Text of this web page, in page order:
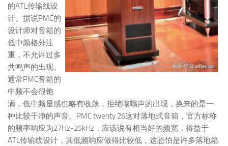
的ATL传输线设
计。据说PMC的
设计师对音箱的
低中频格外注
重，不允许过多
共鸣声的出现。
通常PMC音箱的
中频不会很饱
满，低中频量感也略有收敛，拒绝嗡嗡声的出现，换来的是一
种比较干净的声音。PMC twenty 26这对落地式音箱，官方标称
的频率响应为27Hz-25kHz，应该说有相当好的频宽，得益于
ATL传输线设计，其低频响应做得比较低，这恐怕是许多落地箱